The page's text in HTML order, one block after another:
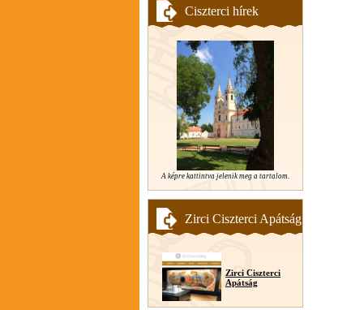
Ciszterci hírek
A képre kattintva jelenik meg a tartalom.
Zirci Ciszterci Apátság
Zirci Ciszterci
Apátság